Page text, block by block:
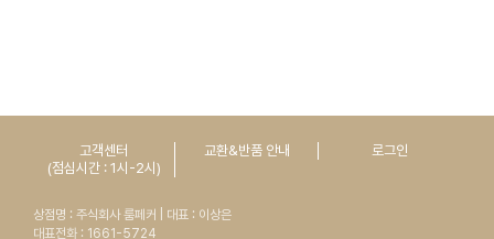
고객센터
(점심시간 : 1시-2시)
교환&반품 안내 로그인
상점명 : 주식회사 룸페커 | 대표 : 이상은
대표전화 : 1661-5724